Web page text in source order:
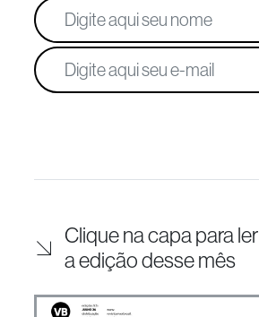
Clique na capa para ler
a edição desse mês